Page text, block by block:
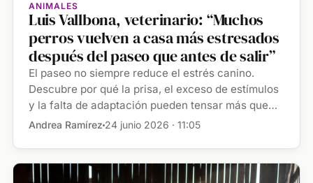
ANIMALES
Luis Vallbona, veterinario: “Muchos
perros vuelven a casa más estresados
después del paseo que antes de salir”
El paseo no siempre reduce el estrés canino.
Descubre por qué la prisa, el exceso de estímulos
y la falta de adaptación pueden tensar más que
relajar a tu […]
Andrea Ramírez 24 junio 2026 · 11:05